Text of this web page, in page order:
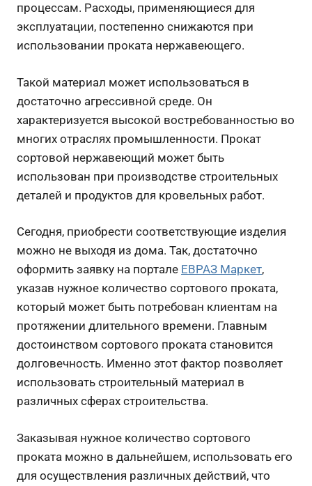
процессам. Расходы, применяющиеся для
эксплуатации, постепенно снижаются при
использовании проката нержавеющего.
Такой материал может использоваться в
достаточно агрессивной среде. Он
характеризуется высокой востребованностью во
многих отраслях промышленности. Прокат
сортовой нержавеющий может быть
использован при производстве строительных
деталей и продуктов для кровельных работ.
Сегодня, приобрести соответствующие изделия
можно не выходя из дома. Так, достаточно
оформить заявку на портале ЕВРАЗ Маркет,
указав нужное количество сортового проката,
который может быть потребован клиентам на
протяжении длительного времени. Главным
достоинством сортового проката становится
долговечность. Именно этот фактор позволяет
использовать строительный материал в
различных сферах строительства.
Заказывая нужное количество сортового
проката можно в дальнейшем, использовать его
для осуществления различных действий, что